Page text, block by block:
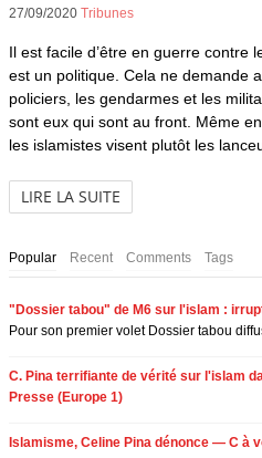
27/09/2020 Tribunes
Il est facile d’être en guerre contre
est un politique. Cela ne demande
policiers, les gendarmes et les
sont eux qui sont au front. Même
les islamistes visent plutôt les
LIRE LA SUITE
Popular Recent Comments Tags
"Dossier tabou" de M6 sur l'islam :
Pour son premier volet Dossier tabou
C. Pina terrifiante de vérité sur l'islam
Presse (Europe 1)
Islamisme, Celine Pina dénonce — C à